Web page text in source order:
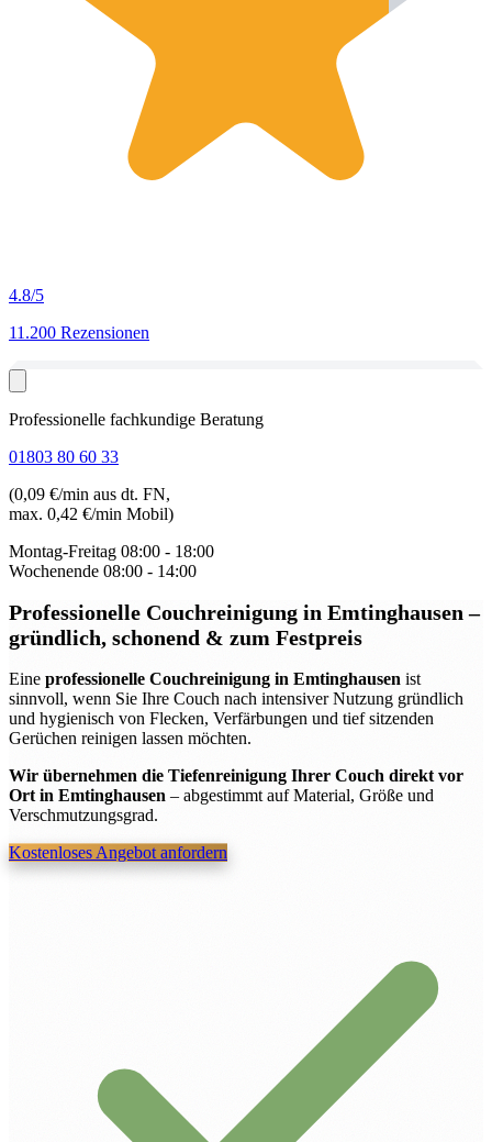
4.8/5
11.200 Rezensionen
Professionelle fachkundige Beratung
01803 80 60 33
(0,09 €/min aus dt. FN,
max. 0,42 €/min Mobil)
Montag-Freitag 08:00 - 18:00
Wochenende 08:00 - 14:00
Professionelle Couchreinigung in Emtinghausen–
gründlich, schonend & zum Festpreis
Eine professionelle Couchreinigung in Emtinghausen ist
sinnvoll, wenn Sie Ihre Couch nach intensiver Nutzung gründlich
und hygienisch von Flecken, Verfärbungen und tief sitzenden
Gerüchen reinigen lassen möchten.
Wir übernehmen die Tiefenreinigung Ihrer Couch direkt vor
Ort in Emtinghausen – abgestimmt auf Material, Größe und
Verschmutzungsgrad.
Kostenloses Angebot anfordern